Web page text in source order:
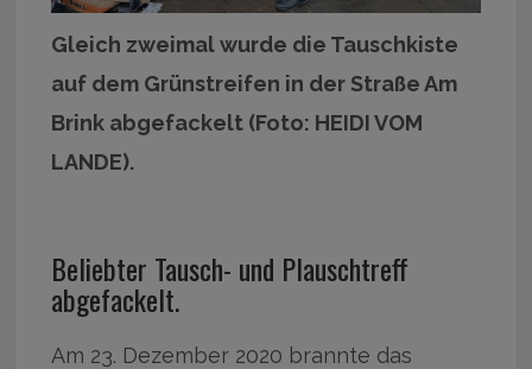
Gleich zweimal wurde die Tauschkiste
auf dem Grünstreifen in der Straße Am
Brink abgefackelt (Foto: HEIDI VOM
LANDE).
Beliebter Tausch- und Plauschtreff
abgefackelt.
Am 23. Dezember 2020 brannte das